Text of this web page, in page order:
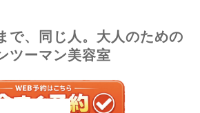
で、同じ人。大人のための
ツーマン美容室